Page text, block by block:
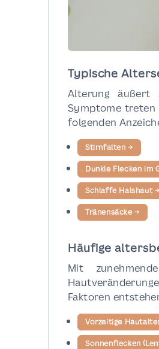
Typische
Alterung äußert
Symptome treten
folgenden
Stirnfalten →
Dunkle Flecken im
Schlaffe Halshaut→
Tränensäcke →
Häufige
Mit
Faktoren
Vorzeitige
Sonnenflecken